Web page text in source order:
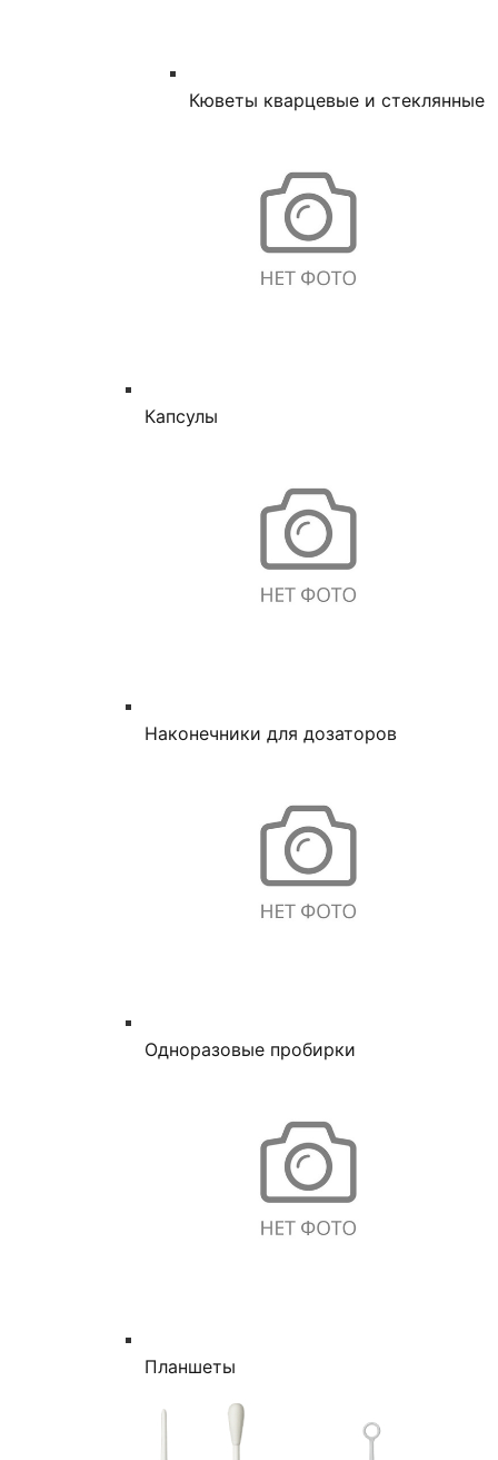
Кюветы кварцевые и стеклянные
Капсулы
Наконечники для дозаторов
Одноразовые пробирки
Планшеты